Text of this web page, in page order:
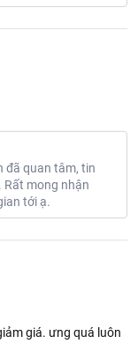
đã quan tâm, tin
Rất mong nhận
tới ạ.
giá. ưng quá luôn